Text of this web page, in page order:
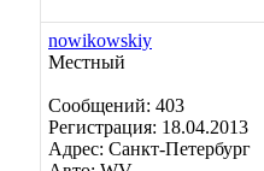
nowikowskiy
Местный
Сообщений: 403
Регистрация: 18.04.2013
Адрес: Санкт-Петербург